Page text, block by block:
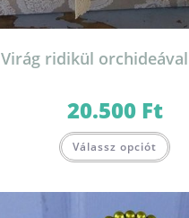
Virág ridikül
20.500 Ft
Válassz opciót